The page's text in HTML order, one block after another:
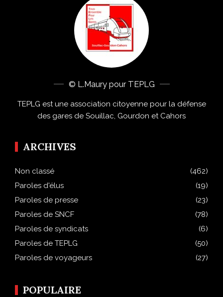
© L.Maury pour TEPLG
TEPLG est une association citoyenne pour la défense
des gares de Souillac, Gourdon et Cahors
ARCHIVES
Non classé
(462)
Paroles d'élus
(19)
Paroles de presse
(23)
Paroles de SNCF
(78)
Paroles de syndicats
(6)
Paroles de TEPLG
(50)
Paroles de voyageurs
(27)
POPULAIRE